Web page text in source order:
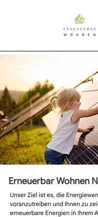
Erneuerbar Wohnen
Unser Ziel ist es, die
voranzutreiben und Ihnen zu
erneuerbare Energien in Ihrem